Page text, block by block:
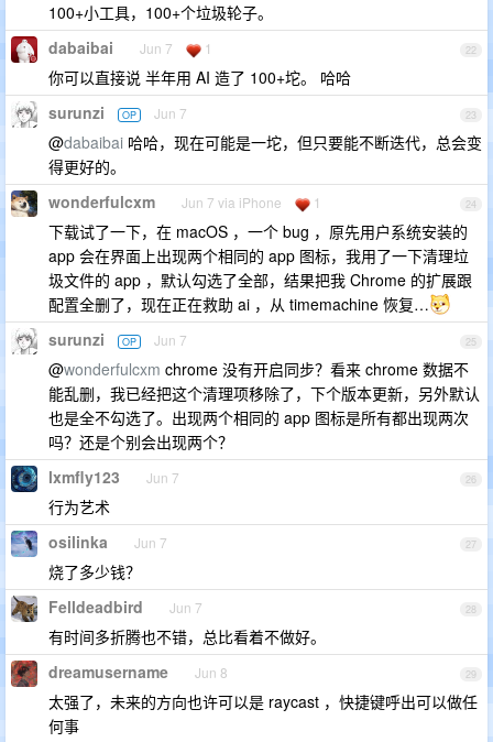
100+小工具，100+个垃圾轮子。
22
dabaibai Jun 7 1
你可以直接说 半年用 AI 造了 100+坨。 哈哈
23
surunzi OP Jun 7
@dabaibai 哈哈，现在可能是一坨，但只要能不断迭代，总会变
得更好的。
24
wonderfulcxm Jun 7 via iPhone 1
下载试了一下，在 macOS ，一个 bug ，原先用户系统安装的
app 会在界面上出现两个相同的 app 图标，我用了一下清理垃
圾文件的 app ，默认勾选了全部，结果把我 Chrome 的扩展跟
配置全删了，现在正在救助 ai ，从 timemachine 恢复…
25
surunzi OP Jun 7
@wonderfulcxm chrome 没有开启同步？看来 chrome 数据不
能乱删，我已经把这个清理项移除了，下个版本更新，另外默认
也是全不勾选了。出现两个相同的 app 图标是所有都出现两次
吗？还是个别会出现两个？
26
lxmfly123 Jun 7
行为艺术
27
osilinka Jun 7
烧了多少钱？
28
Felldeadbird Jun 7
有时间多折腾也不错，总比看着不做好。
29
dreamusername Jun 8
太强了，未来的方向也许可以是 raycast ，快捷键呼出可以做任
何事